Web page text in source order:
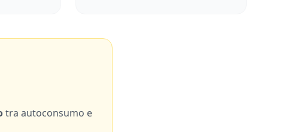
tra autoconsumo e